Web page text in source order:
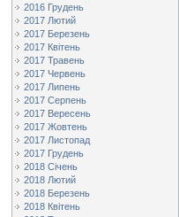
2016 Грудень
2017 Лютий
2017 Березень
2017 Квітень
2017 Травень
2017 Червень
2017 Липень
2017 Серпень
2017 Вересень
2017 Жовтень
2017 Листопад
2017 Грудень
2018 Січень
2018 Лютий
2018 Березень
2018 Квітень